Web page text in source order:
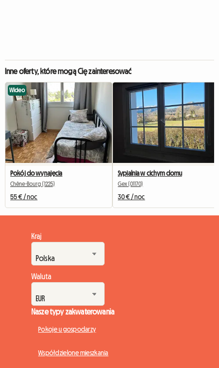
Inne oferty, które mogą Cię zainteresować
Wideo
Pokój do wynajęcia
Chêne-Bourg (1225)
55 € / noc
Sypialnia w cichym domu
Gex (01170)
30 € / noc
Kraj
Waluta
Nasze typy zakwaterowania
Pokoje u gospodarzy
Współdzielone mieszkania